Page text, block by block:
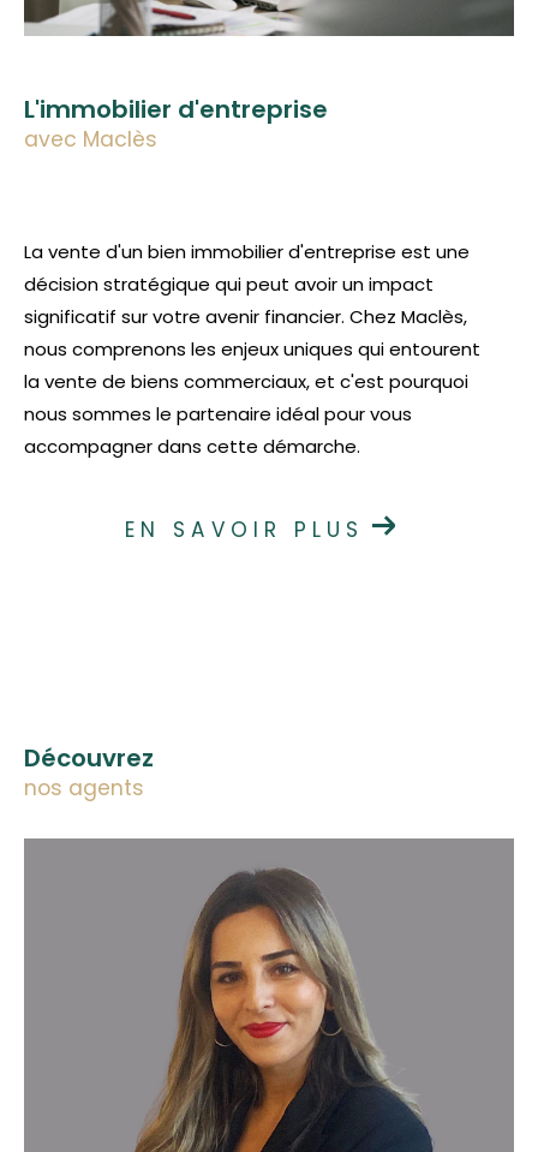
L'immobilier d'entreprise
avec Maclès
La vente d'un bien immobilier d'entreprise est une
décision stratégique qui peut avoir un impact
significatif sur votre avenir financier. Chez Maclès,
nous comprenons les enjeux uniques qui entourent
la vente de biens commerciaux, et c'est pourquoi
nous sommes le partenaire idéal pour vous
accompagner dans cette démarche.
EN SAVOIR PLUS
Découvrez
nos agents